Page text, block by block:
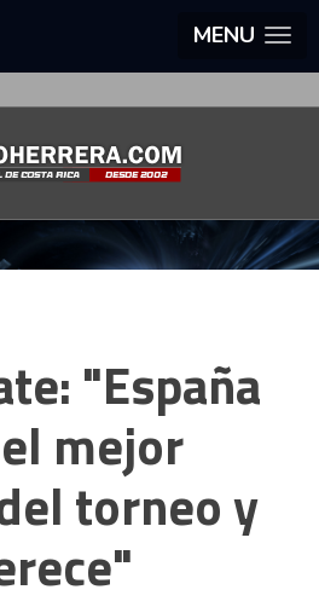
MENU
"España
mejor
torneo y